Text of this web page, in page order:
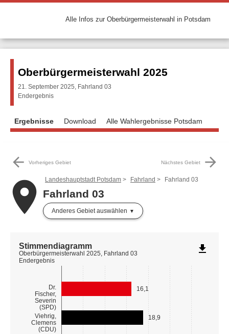
Alle Infos zur Oberbürgermeisterwahl in Potsdam
Oberbürgermeisterwahl 2025
21. September 2025, Fahrland 03
Endergebnis
Ergebnisse Download Alle Wahlergebnisse Potsdam
arrow_back Vorheriges Gebiet Nächstes Gebiet arrow_forward
placeLandeshauptstadt Potsdam Fahrland Fahrland 03
Fahrland 03
Anderes Gebiet auswählen
Dr.
Fischer,
Severin
(SPD)
Viehrig,
Clemens
(CDU)
16,1
18,9
Stimmendiagramm
Oberbürgermeisterwahl 2025, Fahrland 03
Endergebnis
file_download